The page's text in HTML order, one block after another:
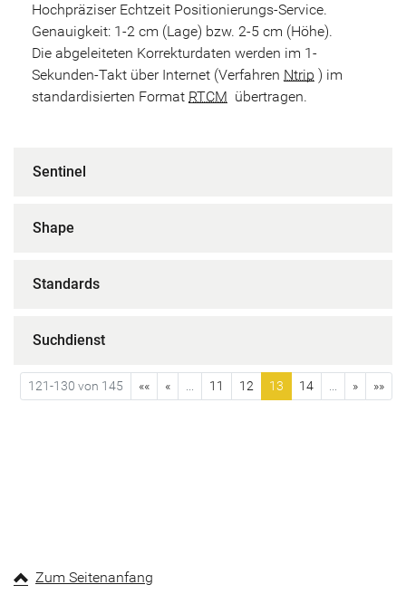
Hochpräziser Echtzeit Positionierungs-Service.
Genauigkeit: 1-2 cm (Lage) bzw. 2-5 cm (Höhe).
Die abgeleiteten Korrekturdaten werden im 1-
Sekunden-Takt über Internet (Verfahren Ntrip ) im
standardisierten Format RTCM übertragen.
Sentinel
Shape
Standards
Suchdienst
121-130 von 145 «« « 11 12 13 14 » »»
Zum Seitenanfang